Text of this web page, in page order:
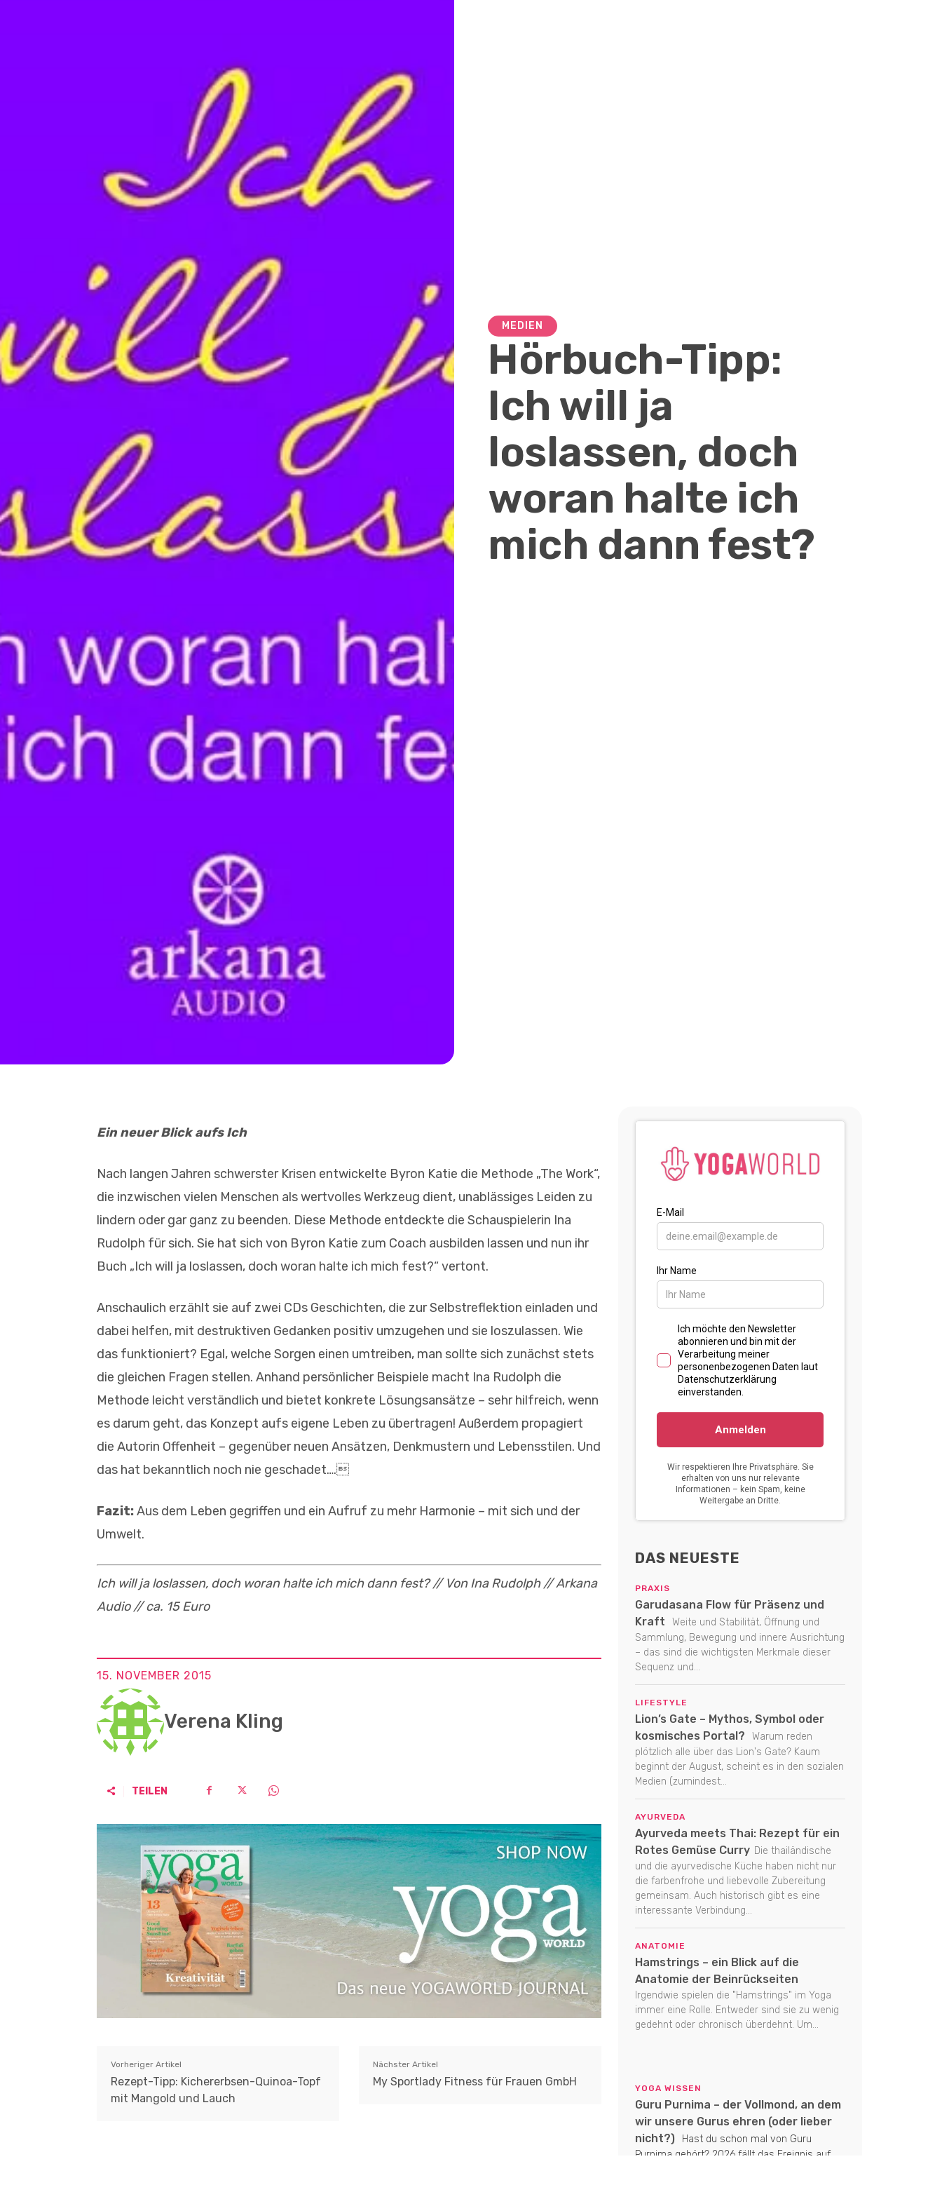
MEDIEN
Hörbuch-Tipp:
Ich will ja
loslassen, doch
woran halte ich
mich dann fest?
Ein neuer Blick aufs Ich
Nach langen Jahren schwerster Krisen entwickelte Byron Katie die Methode „The Work“,
die inzwischen vielen Menschen als wertvolles Werkzeug dient, unablässiges Leiden zu
lindern oder gar ganz zu beenden. Diese Methode entdeckte die Schauspielerin Ina
Rudolph für sich. Sie hat sich von Byron Katie zum Coach ausbilden lassen und nun ihr
Buch „Ich will ja loslassen, doch woran halte ich mich fest?“ vertont.
Anschaulich erzählt sie auf zwei CDs Geschichten, die zur Selbstreflektion einladen und
dabei helfen, mit destruktiven Gedanken positiv umzugehen und sie loszulassen. Wie
das funktioniert? Egal, welche Sorgen einen umtreiben, man sollte sich zunächst stets
die gleichen Fragen stellen. Anhand persönlicher Beispiele macht Ina Rudolph die
Methode leicht verständlich und bietet konkrete Lösungsansätze – sehr hilfreich, wenn
es darum geht, das Konzept aufs eigene Leben zu übertragen! Außerdem propagiert
die Autorin Offenheit – gegenüber neuen Ansätzen, Denkmustern und Lebensstilen. Und
das hat bekanntlich noch nie geschadet….
Fazit:Aus dem Leben gegriffen und ein Aufruf zu mehr Harmonie – mit sich und der
Umwelt.
Ich will ja loslassen, doch woran halte ich mich dann fest? // Von Ina Rudolph // Arkana
Audio // ca. 15 Euro
15. NOVEMBER 2015
Verena Kling
TEILEN
Vorheriger Artikel
Rezept-Tipp: Kichererbsen-Quinoa-Topf
mit Mangold und Lauch
Nächster Artikel
My Sportlady Fitness für Frauen GmbH
DAS NEUESTE
PRAXIS
Garudasana Flow für Präsenz und
Kraft
Weite und Stabilität, Öffnung und
Sammlung, Bewegung und innere Ausrichtung
– das sind die wichtigsten Merkmale dieser
Sequenz und...
LIFESTYLE
Lion’s Gate – Mythos, Symbol oder
kosmisches Portal?
Warum reden
plötzlich alle über das Lion's Gate? Kaum
beginnt der August, scheint es in den sozialen
Medien (zumindest...
AYURVEDA
Ayurveda meets Thai: Rezept für ein
Rotes Gemüse Curry Die thailändische
und die ayurvedische Küche haben nicht nur
die farbenfrohe und liebevolle Zubereitung
gemeinsam. Auch historisch gibt es eine
interessante Verbindung...
ANATOMIE
Hamstrings – ein Blick auf die
Anatomie der Beinrückseiten
Irgendwie spielen die "Hamstrings" im Yoga
immer eine Rolle. Entweder sind sie zu wenig
gedehnt oder chronisch überdehnt. Um...
YOGA WISSEN
Guru Purnima – der Vollmond, an dem
wir unsere Gurus ehren (oder lieber
nicht?)
Hast du schon mal von Guru
Purnima gehört? 2026 fällt das Ereignis auf